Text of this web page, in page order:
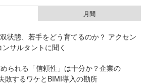
月間
状態、若手をどう育てるのか？ アクセン
サルタントに聞く
られる「信頼性」は十分か？企業の
敗するワケとBIMI導入の勘所